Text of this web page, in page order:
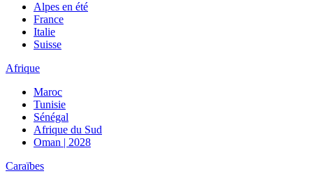
Alpes en été
France
Italie
Suisse
Afrique
Maroc
Tunisie
Sénégal
Afrique du Sud
Oman | 2028
Caraïbes